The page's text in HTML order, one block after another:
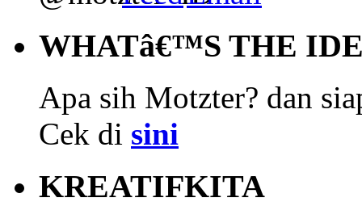
WHATâ€™S THE
Apa sih Motzter? dan
Cek di sini
KREATIFKITA